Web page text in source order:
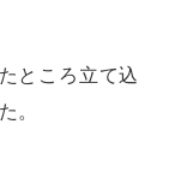
ところ立て込
。